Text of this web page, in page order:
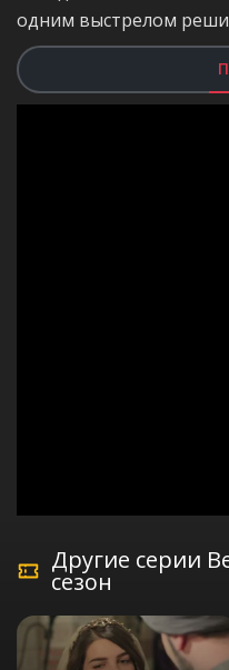
одним выстрелом
Другие серии
сезон